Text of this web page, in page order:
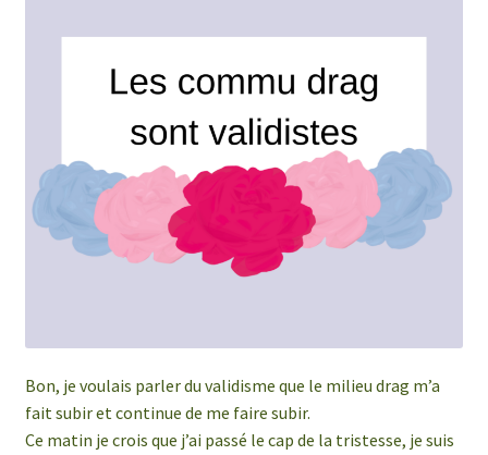
Bon, je voulais parler du validisme que le milieu drag m’a
fait subir et continue de me faire subir.
Ce matin je crois que j’ai passé le cap de la tristesse, je suis